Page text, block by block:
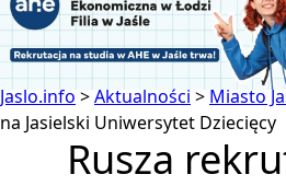
Jaslo.info>Aktualności > Miasto
na Jasielski Uniwersytet Dziecięcy
Rusza